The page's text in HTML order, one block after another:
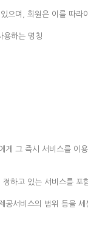
으며, 회원은 이를 따라
용하는 명칭
그 즉시 서비스를 이
하고 있는 서비스를 포
서비스의 범위 등을